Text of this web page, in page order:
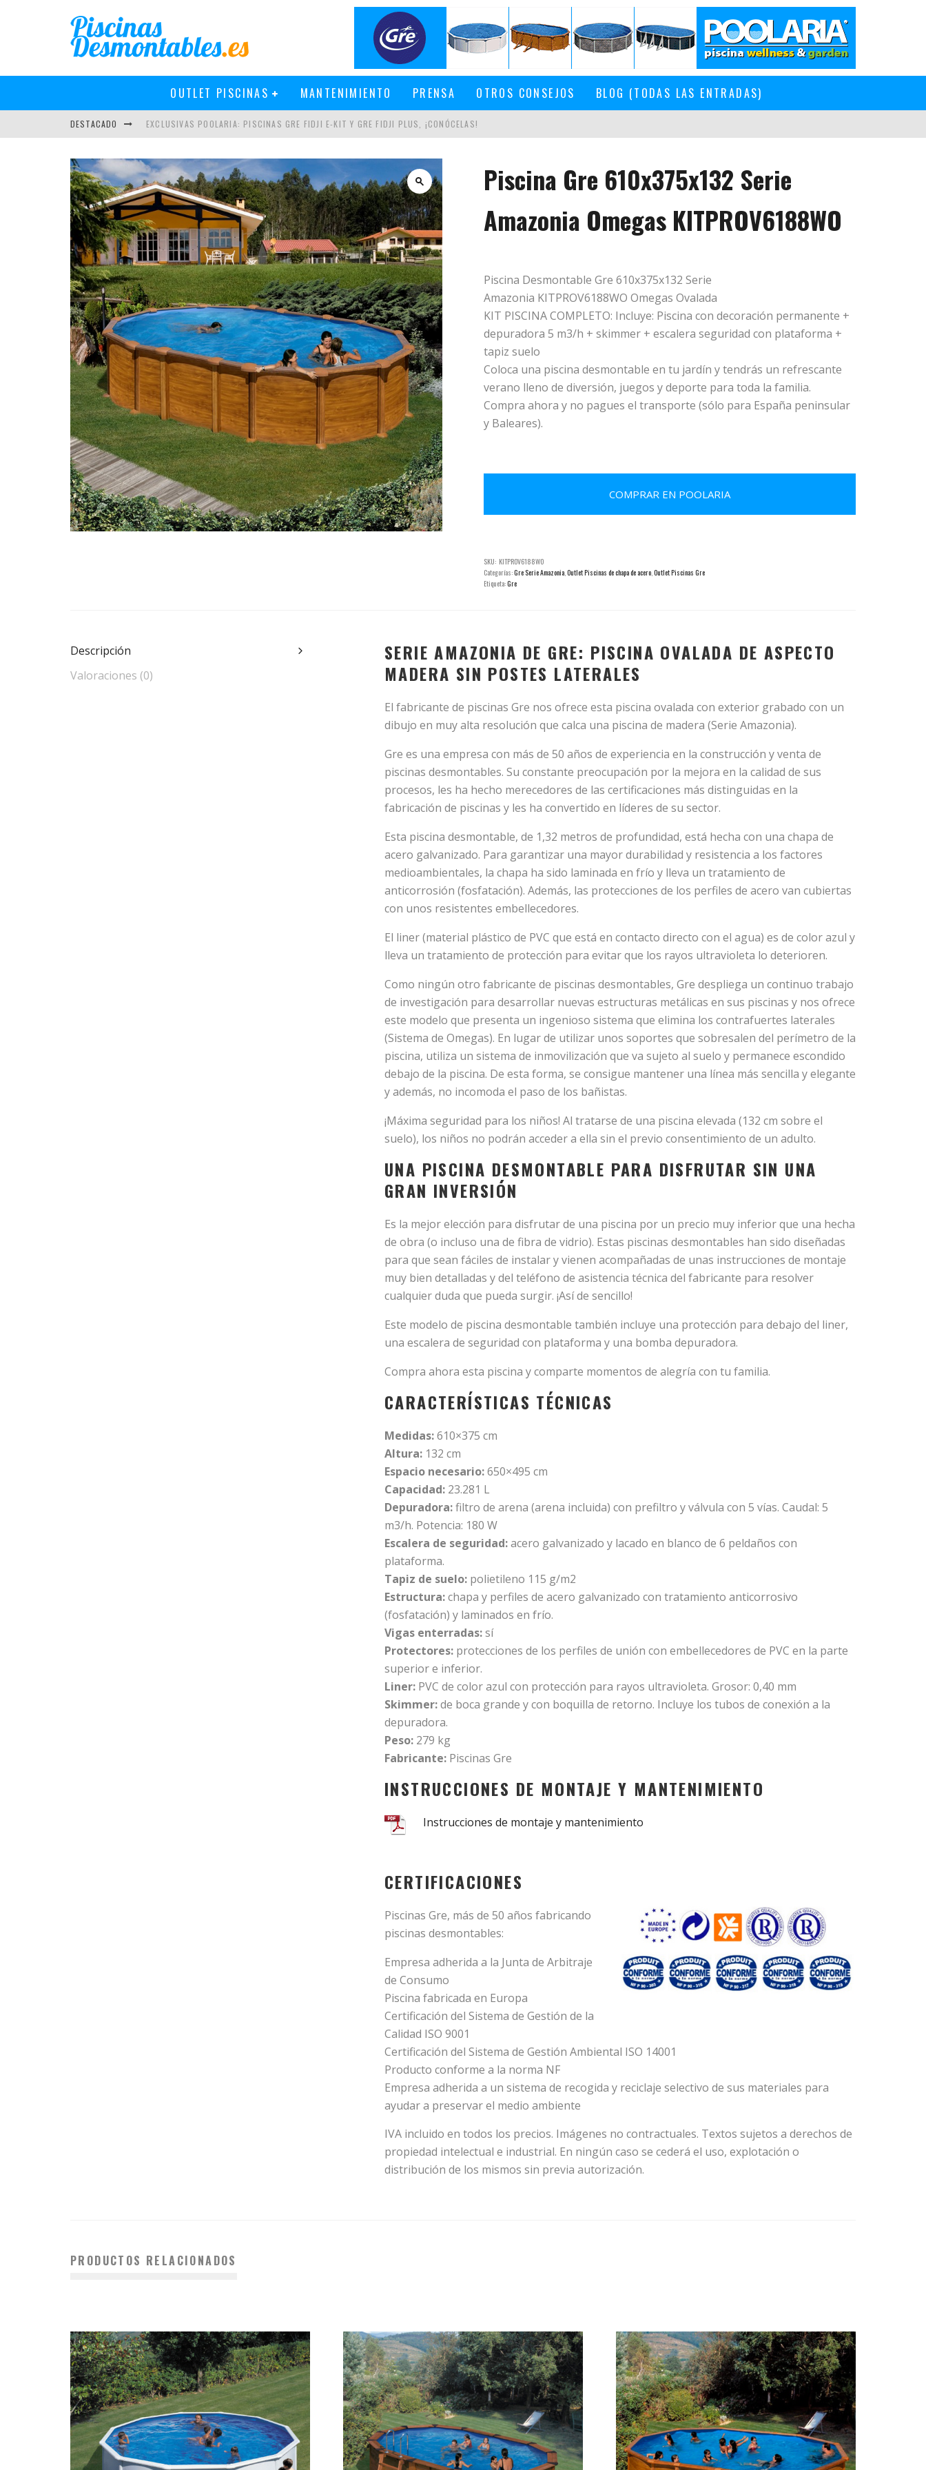
OUTLET PISCINAS MANTENIMIENTO PRENSA OTROS CONSEJOS BLOG (TODAS LAS ENTRADAS)
DESTACADO EXCLUSIVAS POOLARIA: PISCINAS GRE FIDJI E-KIT Y GRE FIDJI PLUS, ¡CONÓCELAS!
PISCINAS GRE 2018: MÁS Y MEJOR
CÓMO INSTALAR UN CLORADOR SALINO EN UNA PISCINA DESMONTABLE
Piscina Gre 610x375x132 Serie
Amazonia Omegas KITPROV6188WO
Piscina Desmontable Gre 610x375x132 Serie
Amazonia KITPROV6188WO Omegas Ovalada
KIT PISCINA COMPLETO: Incluye: Piscina con decoración permanente +
depuradora 5 m3/h + skimmer + escalera seguridad con plataforma +
tapiz suelo
Coloca una piscina desmontable en tu jardín y tendrás un refrescante
verano lleno de diversión, juegos y deporte para toda la familia.
Compra ahora y no pagues el transporte (sólo para España peninsular
y Baleares).
COMPRAR EN POOLARIA
SKU: KITPROV6188WO
Categorías:Gre Serie Amazonia,Outlet Piscinas de chapa de acero,Outlet Piscinas Gre
Etiqueta:Gre
Descripción
Valoraciones (0)
SERIE AMAZONIA DE GRE: PISCINA OVALADA DE ASPECTO
MADERA SIN POSTES LATERALES
El fabricante de piscinas Gre nos ofrece esta piscina ovalada con exterior grabado con un
dibujo en muy alta resolución que calca una piscina de madera (Serie Amazonia).
Gre es una empresa con más de 50 años de experiencia en la construcción y venta de
piscinas desmontables. Su constante preocupación por la mejora en la calidad de sus
procesos, les ha hecho merecedores de las certificaciones más distinguidas en la
fabricación de piscinas y les ha convertido en líderes de su sector.
Esta piscina desmontable, de 1,32 metros de profundidad, está hecha con una chapa de
acero galvanizado. Para garantizar una mayor durabilidad y resistencia a los factores
medioambientales, la chapa ha sido laminada en frío y lleva un tratamiento de
anticorrosión (fosfatación). Además, las protecciones de los perfiles de acero van cubiertas
con unos resistentes embellecedores.
El liner (material plástico de PVC que está en contacto directo con el agua) es de color azul y
lleva un tratamiento de protección para evitar que los rayos ultravioleta lo deterioren.
Como ningún otro fabricante de piscinas desmontables, Gre despliega un continuo trabajo
de investigación para desarrollar nuevas estructuras metálicas en sus piscinas y nos ofrece
este modelo que presenta un ingenioso sistema que elimina los contrafuertes laterales
(Sistema de Omegas). En lugar de utilizar unos soportes que sobresalen del perímetro de la
piscina, utiliza un sistema de inmovilización que va sujeto al suelo y permanece escondido
debajo de la piscina. De esta forma, se consigue mantener una línea más sencilla y elegante
y además, no incomoda el paso de los bañistas.
¡Máxima seguridad para los niños! Al tratarse de una piscina elevada (132 cm sobre el
suelo), los niños no podrán acceder a ella sin el previo consentimiento de un adulto.
UNA PISCINA DESMONTABLE PARA DISFRUTAR SIN UNA
GRAN INVERSIÓN
Es la mejor elección para disfrutar de una piscina por un precio muy inferior que una hecha
de obra (o incluso una de fibra de vidrio). Estas piscinas desmontables han sido diseñadas
para que sean fáciles de instalar y vienen acompañadas de unas instrucciones de montaje
muy bien detalladas y del teléfono de asistencia técnica del fabricante para resolver
cualquier duda que pueda surgir. ¡Así de sencillo!
Este modelo de piscina desmontable también incluye una protección para debajo del liner,
una escalera de seguridad con plataforma y una bomba depuradora.
Compra ahora esta piscina y comparte momentos de alegría con tu familia.
CARACTERÍSTICAS TÉCNICAS
Medidas:610×375 cm
Altura: 132 cm
Espacio necesario:650×495 cm
Capacidad: 23.281 L
Depuradora:filtro de arena (arena incluida) con prefiltro y válvula con 5 vías. Caudal: 5
m3/h. Potencia: 180 W
Escalera de seguridad:acero galvanizado y lacado en blanco de 6 peldaños con
plataforma.
Tapiz de suelo: polietileno 115 g/m2
Estructura:chapa y perfiles de acero galvanizado con tratamiento anticorrosivo
(fosfatación) y laminados en frío.
Vigas enterradas:sí
Protectores: protecciones de los perfiles de unión con embellecedores de PVC en la parte
superior e inferior.
Liner: PVC de color azul con protección para rayos ultravioleta. Grosor: 0,40 mm
Skimmer:de boca grande y con boquilla de retorno. Incluye los tubos de conexión a la
depuradora.
Peso: 279 kg
Fabricante: Piscinas Gre
INSTRUCCIONES DE MONTAJE Y MANTENIMIENTO
Instrucciones de montaje y mantenimiento
CERTIFICACIONES
Piscinas Gre, más de 50 años fabricando
piscinas desmontables:
Empresa adherida a la Junta de Arbitraje
de Consumo
Piscina fabricada en Europa
Certificación del Sistema de Gestión de la
Calidad ISO 9001
Certificación del Sistema de Gestión Ambiental ISO 14001
Producto conforme a la norma NF
Empresa adherida a un sistema de recogida y reciclaje selectivo de sus materiales para
ayudar a preservar el medio ambiente
IVA incluido en todos los precios. Imágenes no contractuales. Textos sujetos a derechos de
propiedad intelectual e industrial. En ningún caso se cederá el uso, explotación o
distribución de los mismos sin previa autorización.
PRODUCTOS RELACIONADOS